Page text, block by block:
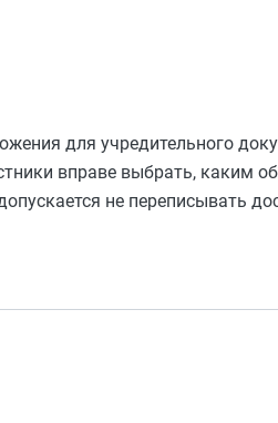
для учредительного
вправе выбрать, каким
не переписывать